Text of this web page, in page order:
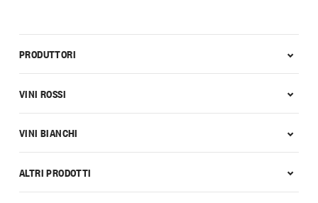
PRODUTTORI
VINI ROSSI
VINI BIANCHI
ALTRI PRODOTTI